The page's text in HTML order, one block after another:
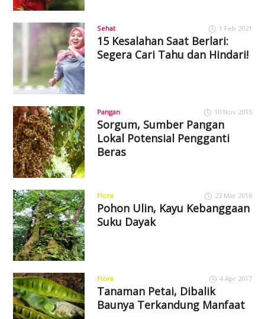
Sehat 1 Feb 2021
15 Kesalahan Saat Berlari:
Segera Cari Tahu dan Hindari!
Pangan 10 Nov 2015
Sorgum, Sumber Pangan
Lokal Potensial Pengganti
Beras
Flora 23 Mar 2018
Pohon Ulin, Kayu Kebanggaan
Suku Dayak
Flora 4 Apr 2017
Tanaman Petai, Dibalik
Baunya Terkandung Manfaat